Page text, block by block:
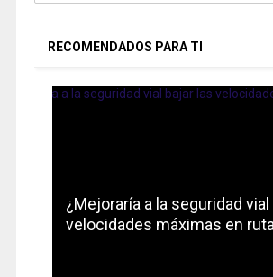
RECOMENDADOS PARA TI
¿Mejoraría a la seguridad
velocidades máximas en